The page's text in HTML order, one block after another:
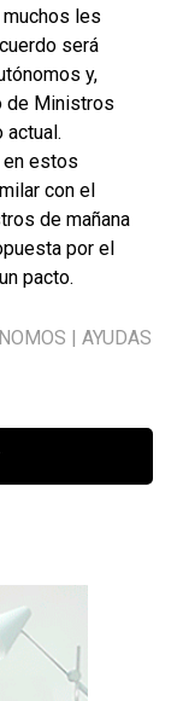
les
será
y,
de Ministros
actual.
en estos
con el
de mañana
por el
pacto.
| AYUDAS